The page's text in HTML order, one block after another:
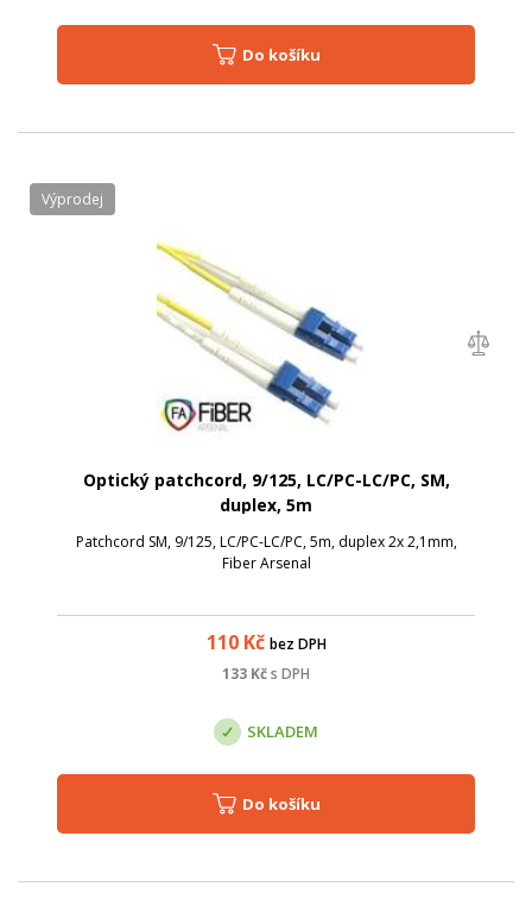
Do košíku
Optický patchcord, 9/125, LC/PC-LC/PC, SM,
duplex, 5m
Patchcord SM, 9/125, LC/PC-LC/PC, 5m, duplex 2x 2,1mm,
Fiber Arsenal
110Kč bez DPH
133 Kčs DPH
Výprodej
SKLADEM
Do košíku